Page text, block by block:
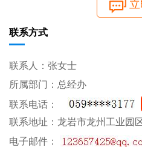
联系方式
联系人：张女士
所属部门：总经办
联系电话：
联系地址：龙岩市龙州工业园
电子邮件：